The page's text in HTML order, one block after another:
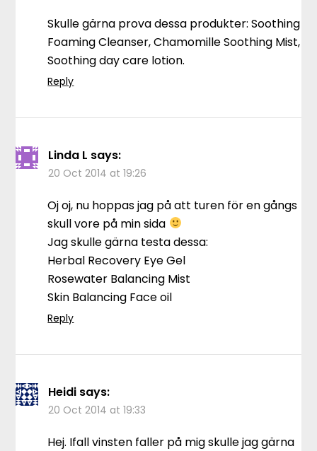
Skulle gärna prova dessa produkter: Soothing
Foaming Cleanser, Chamomille Soothing Mist,
Soothing day care lotion.
Reply
Linda L says:
20 Oct 2014 at 19:26
Oj oj, nu hoppas jag på att turen för en gångs
skull vore på min sida
Jag skulle gärna testa dessa:
Herbal Recovery Eye Gel
Rosewater Balancing Mist
Skin Balancing Face oil
Reply
Heidi says:
20 Oct 2014 at 19:33
Hej. Ifall vinsten faller på mig skulle jag gärna